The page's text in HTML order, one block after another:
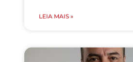
LEIA MAIS »